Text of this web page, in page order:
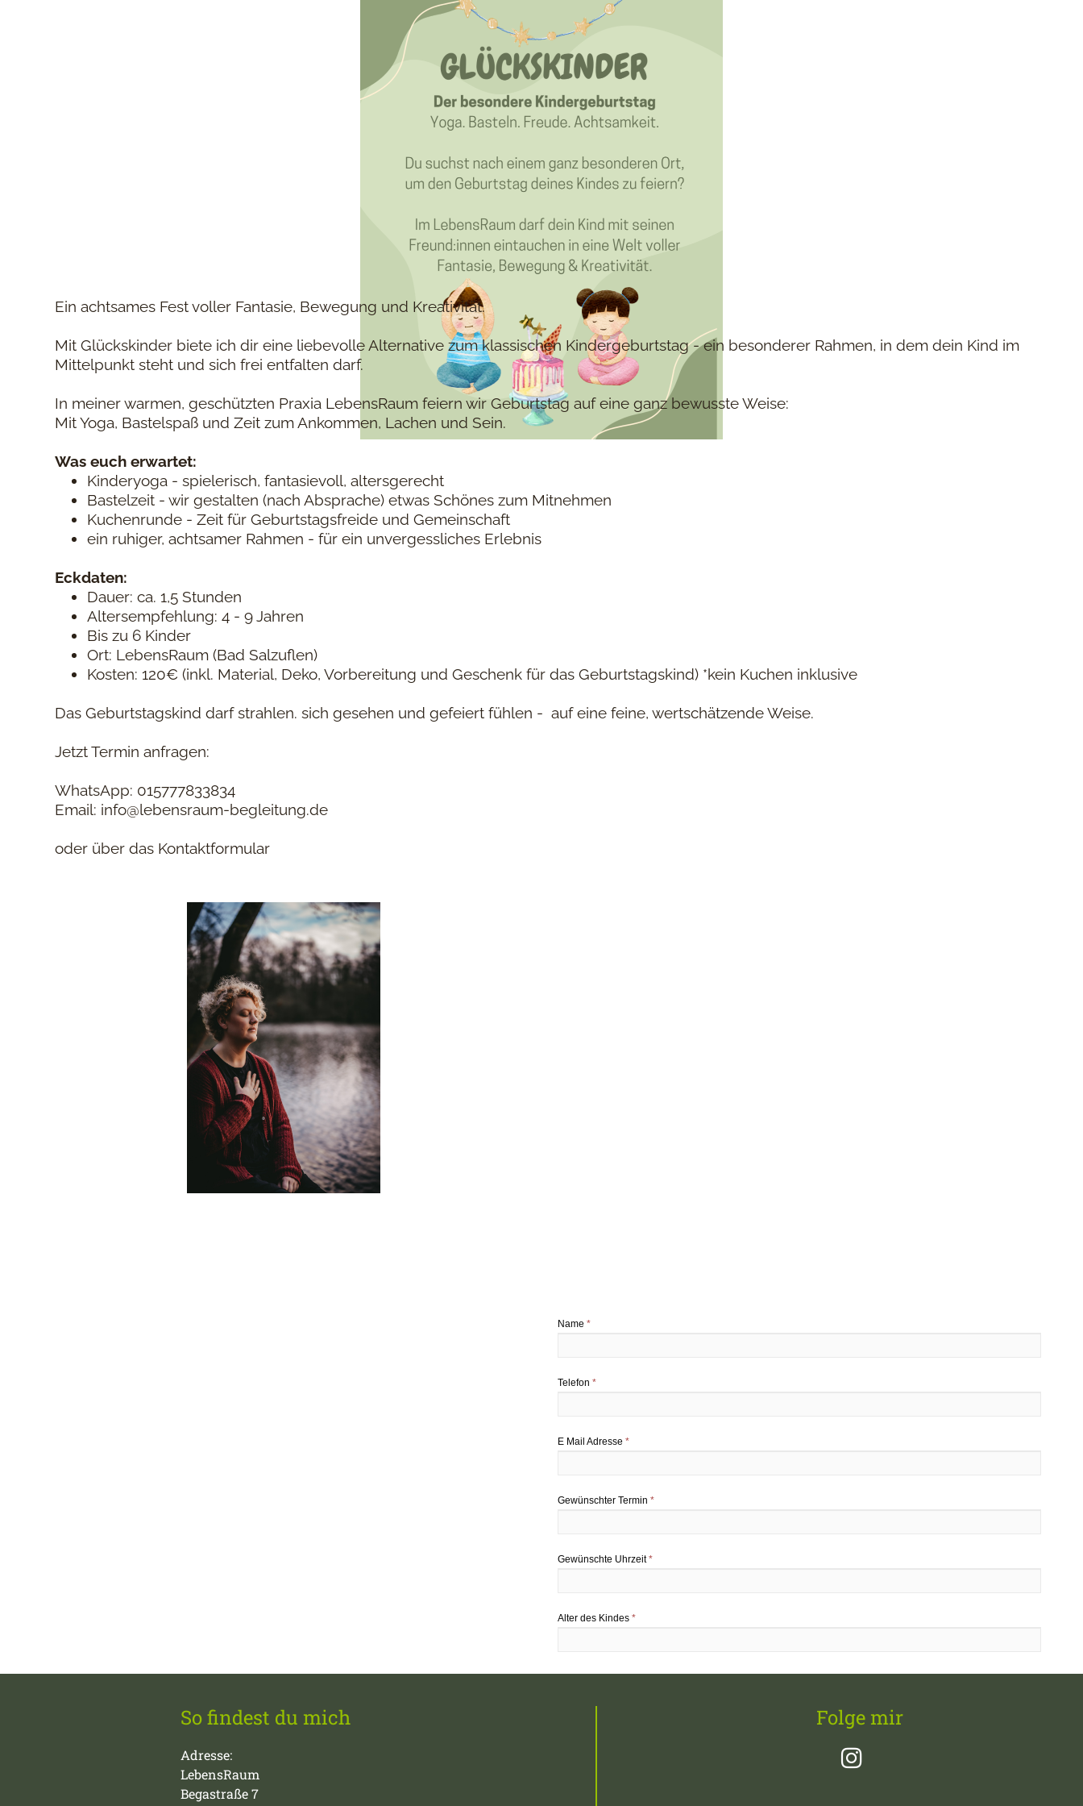
Ein achtsames Fest voller Fantasie, Bewegung und Kreativität.
Mit Glückskinder biete ich dir eine liebevolle Alternative zum klassischen Kindergeburtstag - ein besonderer Rahmen, in dem dein Kind im
Mittelpunkt steht und sich frei entfalten darf.
In meiner warmen, geschützten Praxia LebensRaum feiern wir Geburtstag auf eine ganz bewusste Weise:
Mit Yoga, Bastelspaß und Zeit zum Ankommen, Lachen und Sein.
Was euch erwartet:
Kinderyoga - spielerisch, fantasievoll, altersgerecht
Bastelzeit - wir gestalten (nach Absprache) etwas Schönes zum Mitnehmen
Kuchenrunde - Zeit für Geburtstagsfreide und Gemeinschaft
ein ruhiger, achtsamer Rahmen - für ein unvergessliches Erlebnis
Eckdaten:
Dauer: ca. 1,5 Stunden
Altersempfehlung: 4 - 9 Jahren
Bis zu 6 Kinder
Ort: LebensRaum (Bad Salzuflen)
Kosten: 120€ (inkl. Material, Deko, Vorbereitung und Geschenk für das Geburtstagskind) *kein Kuchen inklusive
Das Geburtstagskind darf strahlen. sich gesehen und gefeiert fühlen - auf eine feine, wertschätzende Weise.
Jetzt Termin anfragen:
WhatsApp: 015777833834
Email: info@lebensraum-begleitung.de
oder über das Kontaktformular
Name *
Telefon *
E Mail Adresse *
Gewünschter Termin *
Gewünschte Uhrzeit*
Alter des Kindes*
So findest du mich
Adresse:
LebensRaum
Begastraße 7
Folge mir
